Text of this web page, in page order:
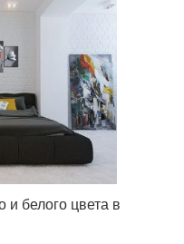
и белого цвета в